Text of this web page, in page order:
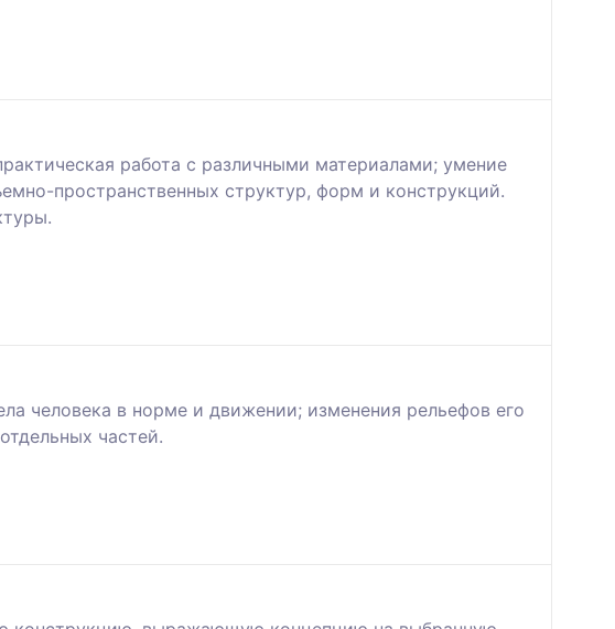
работа с различными материалами; умение
пространственных структур, форм и конструкций.
человека в норме и движении; изменения рельефов его
частей.